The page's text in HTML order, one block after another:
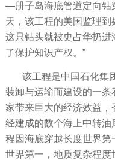
—册子岛海底管道定向钻
天，该工程的美国监理到
这只钻头就被史占华扔进
了保护知识产权。”
该工程是中国石化集
装卸与运输而建设的一
家带来巨大的经济效益
经建成的数个海上中转油
程因海底穿越长度世界
世界第一，地质复杂程度